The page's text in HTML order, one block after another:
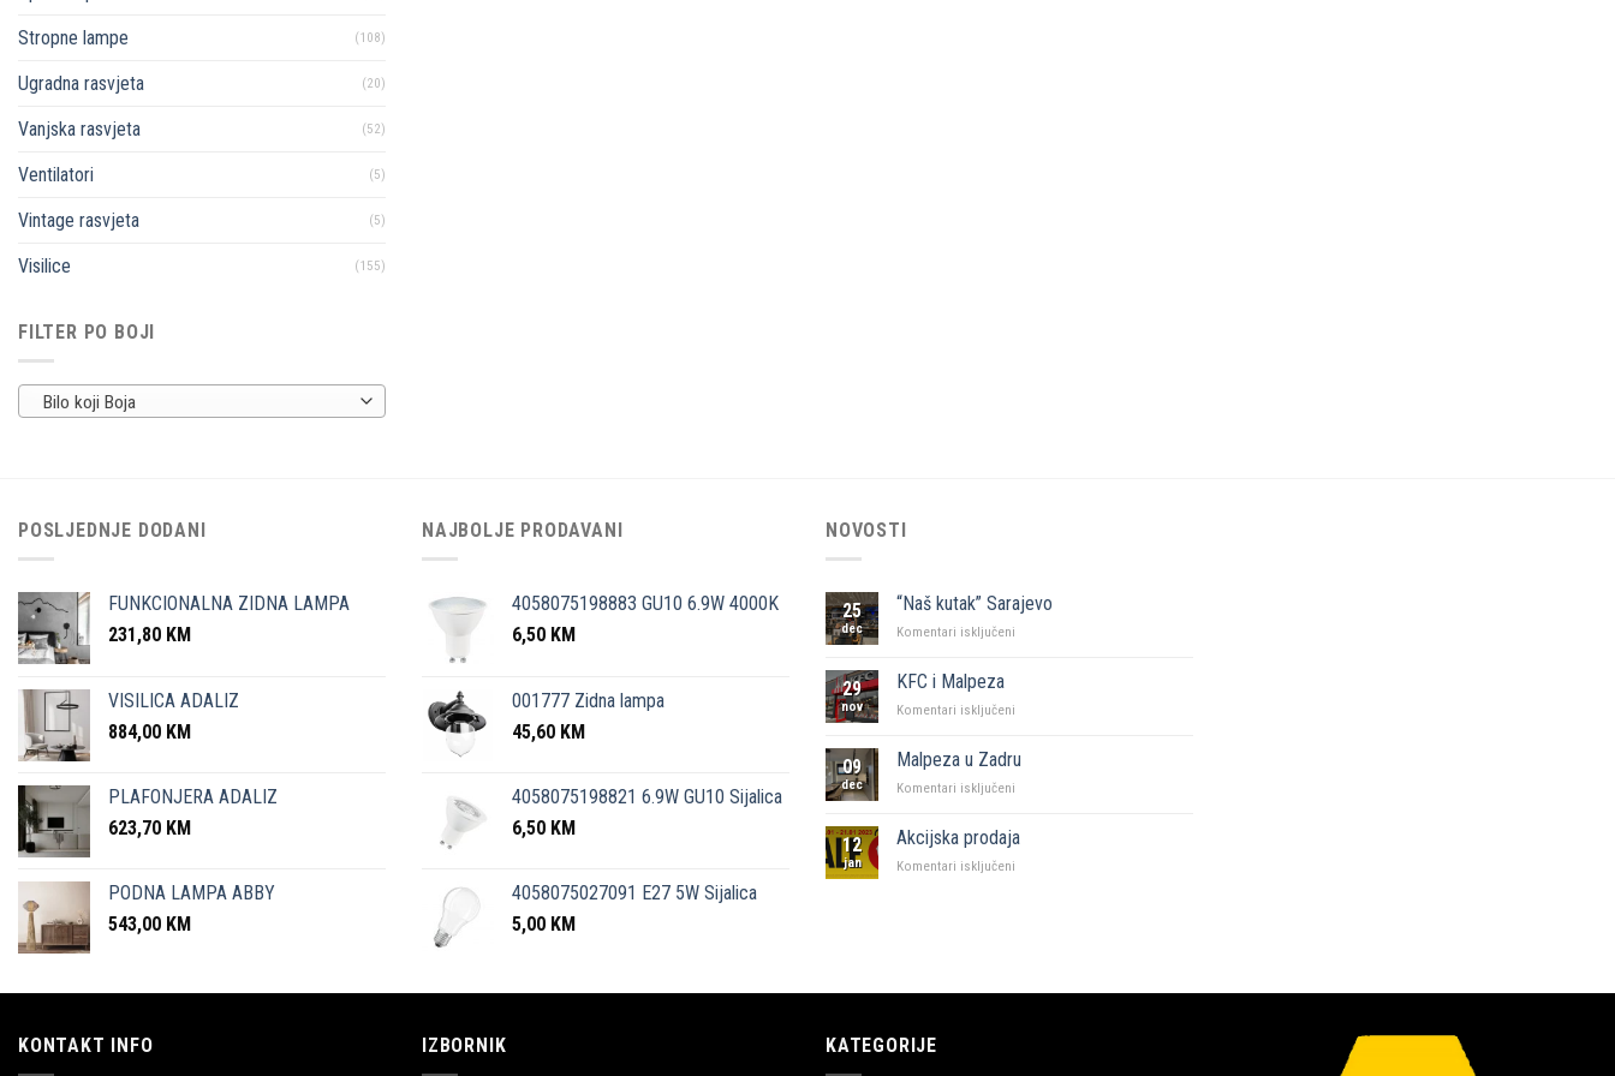
Stropne lampe (108)
Ugradna rasvjeta (20)
Vanjska rasvjeta (52)
Ventilatori (5)
Vintage rasvjeta (5)
Visilice (155)
FILTER PO BOJI
Bilo koji Boja
POSLJEDNJE DODANI
FUNKCIONALNA ZIDNA LAMPA
231,80 KM
VISILICA ADALIZ
884,00 KM
PLAFONJERA ADALIZ
623,70 KM
PODNA LAMPA ABBY
543,00 KM
NAJBOLJE PRODAVANI
4058075198883 GU10 6.9W 4000K
6,50 KM
001777 Zidna lampa
45,60 KM
4058075198821 6.9W GU10 Sijalica
6,50 KM
4058075027091 E27 5W Sijalica
5,00 KM
NOVOSTI
25
dec
“Naš kutak” Sarajevo
Komentari isključeni
29
nov
KFC i Malpeza
Komentari isključeni
Malpeza
09
dec
Malpeza u Zadru
Komentari isključeni
Zadru
12
jan
Akcijska prodaja
Komentari isključeni
KONTAKT INFO IZBORNIK KATEGORIJE